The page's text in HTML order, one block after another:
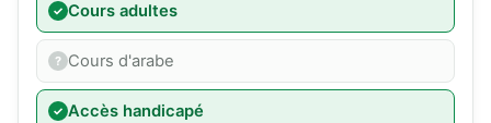
Cours adultes
Cours d'arabe
Accès handicapé